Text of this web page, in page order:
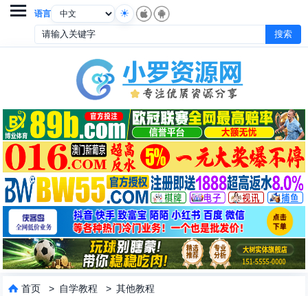
语言

 首页 > 自学教程 >其他教程